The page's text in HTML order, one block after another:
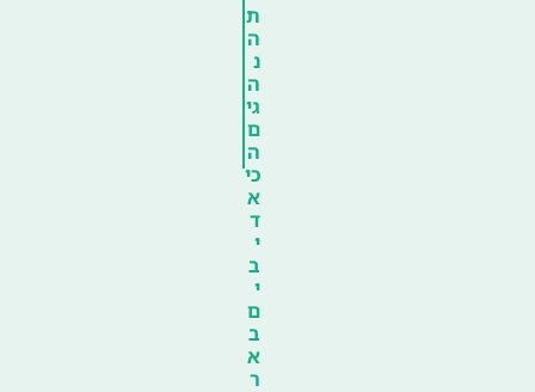
ת
ה
נ
ה
גי
ם
ה
כי
א
ד
י
ב
י
ם
ב
א
ר